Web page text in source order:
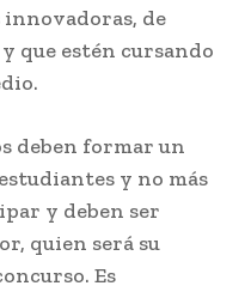
innovadoras, de
que estén cursando
deben formar un
y no más
y deben ser
quien será su
Es